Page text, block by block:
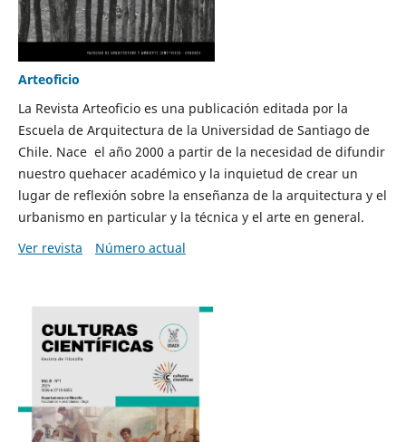
Arteoficio
La Revista Arteoficio es una publicación editada por la
Escuela de Arquitectura de la Universidad de Santiago de
Chile. Nace el año 2000 a partir de la necesidad de difundir
nuestro quehacer académico y la inquietud de crear un
lugar de reflexión sobre la enseñanza de la arquitectura y el
urbanismo en particular y la técnica y el arte en general.
Ver revista
Número actual